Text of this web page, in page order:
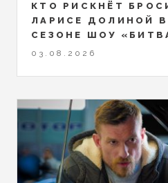
КТО РИСКНЁТ
ЛАРИСЕ ДОЛИНОЙ
СЕЗОНЕ ШОУ
03.08.2026